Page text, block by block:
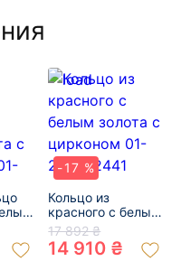
-17 %
Кольцо из
красного с белым
золота с цирконом
01-200552441
17 892 ₴
14 910 ₴